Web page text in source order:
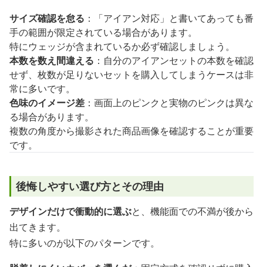
サイズ確認を怠る ：「アイアン対応」と書いてあっても番
手の範囲が限定されている場合があります。
特にウェッジが含まれているか必ず確認しましょう。
本数を数え間違える ：自分のアイアンセットの本数を確認
せず、枚数が足りないセットを購入してしまうケースは非
常に多いです。
色味のイメージ差 ：画面上のピンクと実物のピンクは異な
る場合があります。
複数の角度から撮影された商品画像を確認することが重要
です。
後悔しやすい選び方とその理由
デザインだけで衝動的に選ぶと、機能面での不満が後から
出てきます。
特に多いのが以下のパターンです。